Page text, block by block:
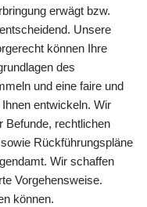
erwägt bzw.
Unsere
können Ihre
des
und eine faire und
entwickeln. Wir
Befunde, rechtlichen
Rückführungspläne
Wir schaffen
Vorgehensweise.
können.